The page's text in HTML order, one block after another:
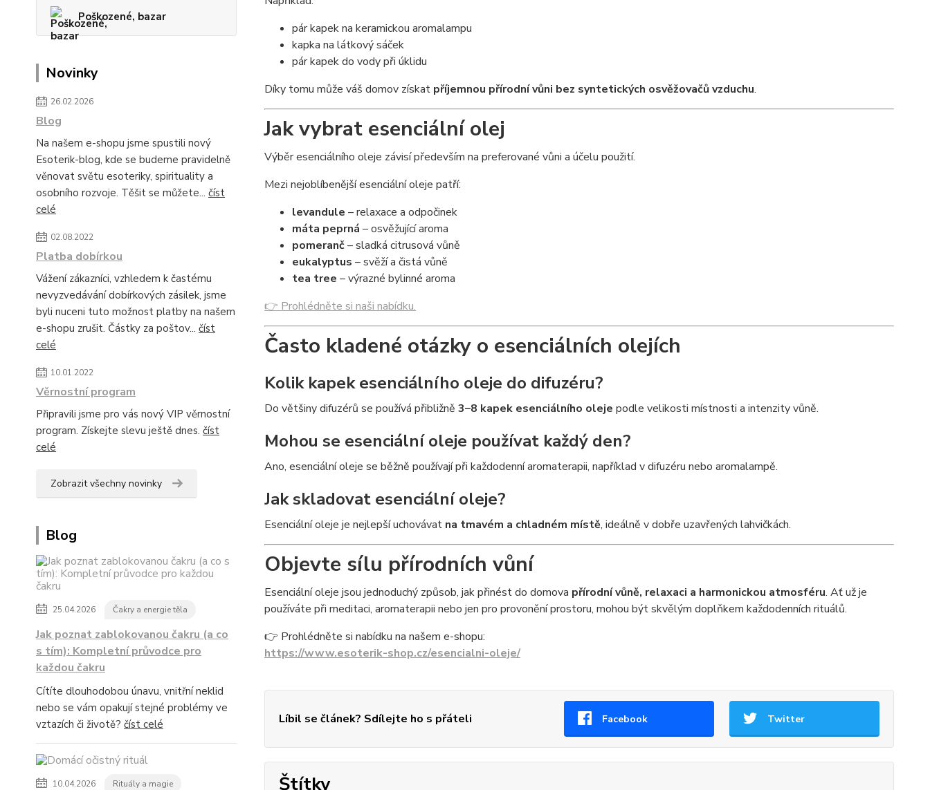
Poškozené, bazar
Novinky
26.02.2026
Blog
Na našem e-shopu jsme spustili nový
Esoterik-blog, kde se budeme pravidelně
věnovat světu esoteriky, spirituality a
osobního rozvoje. Těšit se můžete... číst
celé
02.08.2022
Platba dobírkou
Vážení zákazníci, vzhledem k častému
nevyzvedávání dobírkových zásilek, jsme
byli nuceni tuto možnost platby na našem
e-shopu zrušit. Částky za poštov... číst
celé
10.01.2022
Věrnostní program
Připravili jsme pro vás nový VIP věrnostní
program. Získejte slevu ještě dnes. číst
celé
Zobrazit všechny novinky
Blog
25.04.2026 Čakry a energie těla
Jak poznat zablokovanou čakru (a co
s tím): Kompletní průvodce pro
každou čakru
Cítíte dlouhodobou únavu, vnitřní neklid
nebo se vám opakují stejné problémy ve
vztazích či životě? číst celé
10.04.2026 Rituály a magie
pár kapek na keramickou aromalampu
kapka na látkový sáček
pár kapek do vody při úklidu
Díky tomu může váš domov získat příjemnou přírodní vůni bez syntetických osvěžovačů vzduchu.
Jak vybrat esenciální olej
Výběr esenciálního oleje závisí především na preferované vůni a účelu použití.
Mezi nejoblíbenější esenciální oleje patří:
levandule – relaxace a odpočinek
máta peprná – osvěžující aroma
pomeranč– sladká citrusová vůně
eukalyptus – svěží a čistá vůně
tea tree – výrazné bylinné aroma
👉 Prohlédněte si naši nabídku.
Často kladené otázky o esenciálních olejích
Kolik kapek esenciálního oleje do difuzéru?
Do většiny difuzérů se používá přibližně 3–8 kapek esenciálního oleje podle velikosti místnosti a intenzity vůně.
Mohou se esenciální oleje používat každý den?
Ano, esenciální oleje se běžně používají při každodenní aromaterapii, například v difuzéru nebo aromalampě.
Jak skladovat esenciální oleje?
Esenciální oleje je nejlepší uchovávat na tmavém a chladném místě, ideálně v dobře uzavřených lahvičkách.
Objevte sílu přírodních vůní
Esenciální oleje jsou jednoduchý způsob, jak přinést do domova přírodní vůně, relaxaci a harmonickou atmosféru. Ať už je
používáte při meditaci, aromaterapii nebo jen pro provonění prostoru, mohou být skvělým doplňkem každodenních rituálů.
👉 Prohlédněte si nabídku na našem e-shopu:
https://www.esoterik-shop.cz/esencialni-oleje/
Líbil se článek? Sdílejte ho s přáteli Facebook Twitter
Štítky